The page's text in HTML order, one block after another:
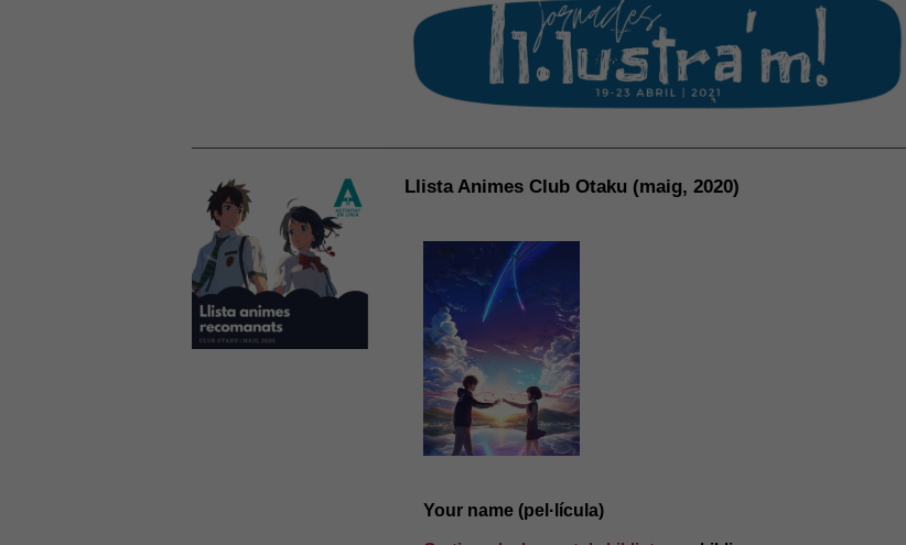
Llista Animes Club Otaku (maig, 2020)
Your name (pel·lícula)
nostre lloc
web funcioni
el millor
possible
durant la